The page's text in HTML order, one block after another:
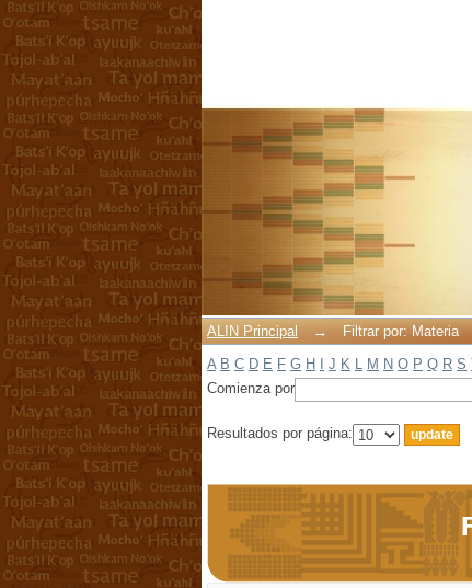
ALIN Principal →
Filtrar por: Materia
A B C D E F G H J K L M N O P Q R S
Comienza por
Resultados por página: